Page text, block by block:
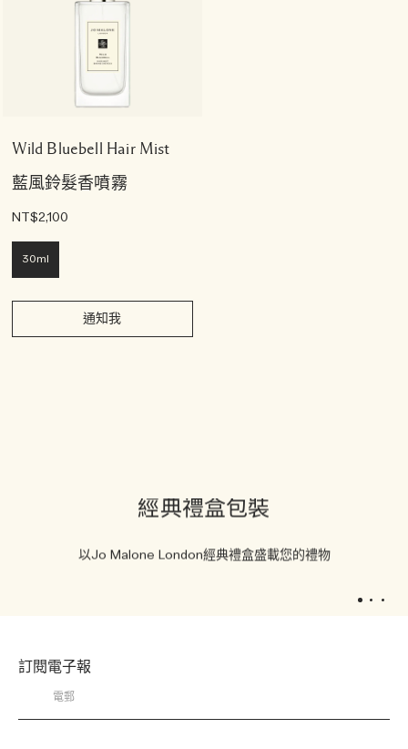
Wild Bluebell Hair Mist
藍風鈴髮香噴霧
NT$2,100
30ml
通知我
經典禮盒包裝
以Jo Malone London經典禮盒盛載您的禮物
訂閱電子報